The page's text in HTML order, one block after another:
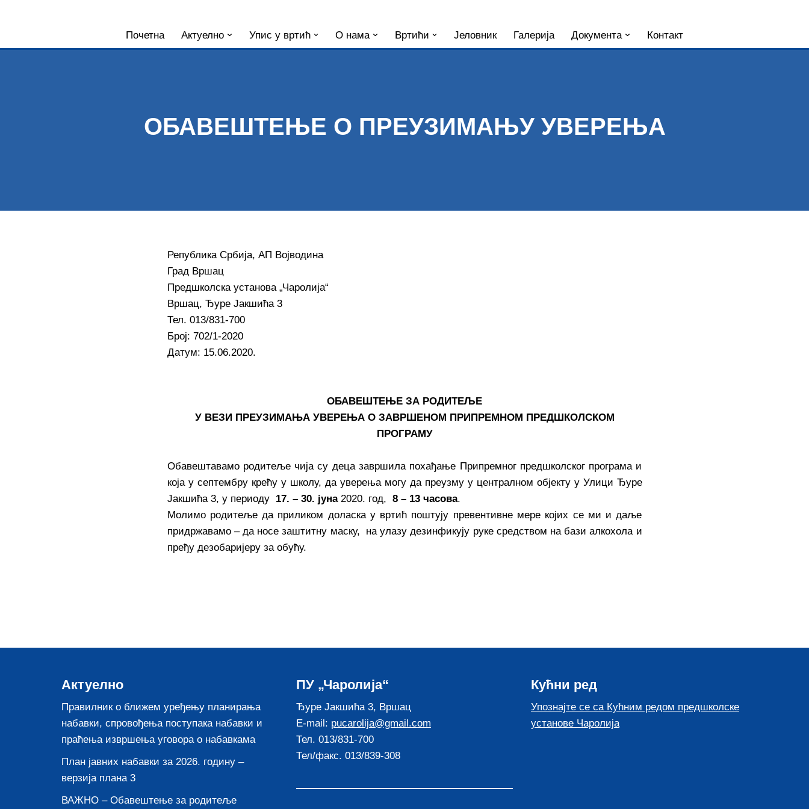
na
Почетна Актуелно Упис у вртић О нама Вртићи Јеловник Галерија Документа Контакт
ОБАВЕШТЕЊЕ О ПРЕУЗИМАЊУ УВЕРЕЊА
Република Србија, АП Војводина
Град Вршац
Предшколска установа „Чаролија“
Вршац, Ђуре Јакшића 3
Тел. 013/831-700
Број: 702/1-2020
Датум: 15.06.2020.
ОБАВЕШТЕЊЕ ЗА РОДИТЕЉЕ
У ВЕЗИ ПРЕУЗИМАЊА УВЕРЕЊА О ЗАВРШЕНОМ ПРИПРЕМНОМ ПРЕДШКОЛСКОМ
ПРОГРАМУ
Обавештавамо родитеље чија су деца завршила похађање Припремног предшколског програма и
која у септембру крећу у школу, да уверења могу да преузму у централном објекту у Улици Ђуре
Јакшића 3, у периоду 17. – 30. јуна2020. год, 8 – 13 часова.
Молимо родитеље да приликом доласка у вртић поштују превентивне мере којих се ми и даље
придржавамо – да носе заштитну маску, на улазу дезинфикују руке средством на бази алкохола и
пређу дезобаријеру за обућу.
Актуелно
Правилник о ближем уређењу планирања
набавки, спровођења поступака набавки и
праћења извршења уговора о набавкама
План јавних набавки за 2026. годину –
верзија плана 3
ВАЖНО – Обавештење за родитеље
ПУ „Чаролија“
Ђуре Јакшића 3, Вршац
E-mail: pucarolija@gmail.com
Тел. 013/831-700
Тел/факс. 013/839-308
Кућни ред
Упознајте се са Кућним редом предшколске
установе Чаролија